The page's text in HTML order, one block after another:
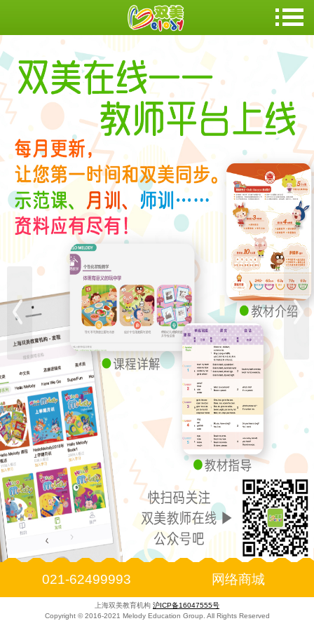
021-62499993 网络商城
上海双美教育机构 沪ICP备16047555号
Copyright © 2016-2021 Melody Education Group. All Rights Reserved